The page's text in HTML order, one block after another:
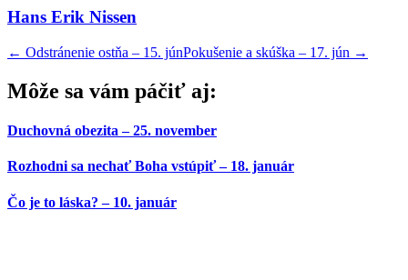
Hans Erik Nissen
← Odstránenie ostňa – 15. júnPokušenie a skúška – 17. jún →
Môže sa vám páčiť aj:
Duchovná obezita – 25. november
Rozhodni sa nechať Boha vstúpiť – 18. január
Čo je to láska? – 10. január